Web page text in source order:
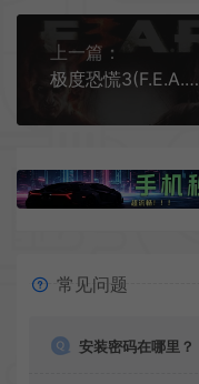
上一篇：
极度恐慌3(F.E.A.R. 3)简中|PC|修改器|第一人称射击游戏
常见问题
安装密码在哪里？